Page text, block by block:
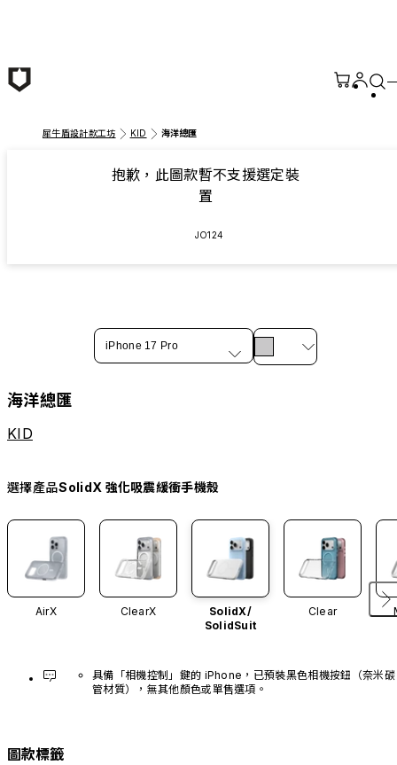
犀牛盾設計款工坊 KID 海洋總匯
抱歉，此圖款暫不支援選定裝
置
JO124
iPhone 17 Pro
海洋總匯
KID
選擇產品SolidX 強化吸震緩衝手機殼
AirX ClearX
SolidX/
SolidSuit
Clear
具備「相機控制」鍵的 iPhone，已預裝黑色相機按鈕（奈米碳
管材質），無其他顏色或單售選項。
圖款標籤